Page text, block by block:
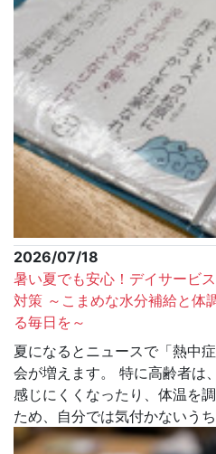
2026/07/18
暑い夏でも安心！デイサービ
対策 ～こまめな水分補給と体
る毎日を～
夏になるとニュースで「熱中
会が増えます。 特に高齢者は
感じにくくなったり、体温を
ため、自分では気付かないう